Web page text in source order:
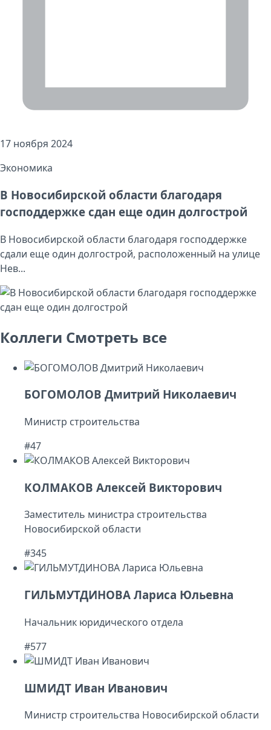
17 ноября 2024
Экономика
В Новосибирской области благодаря
господдержке сдан еще один долгострой
В Новосибирской области благодаря господдержке
сдали еще один долгострой, расположенный на улице
Нев...
Коллеги Смотреть все
БОГОМОЛОВ Дмитрий Николаевич
Министр строительства
#47
КОЛМАКОВ Алексей Викторович
Заместитель министра строительства
Новосибирской области
#345
ГИЛЬМУТДИНОВА Лариса Юльевна
Начальник юридического отдела
#577
ШМИДТ Иван Иванович
Министр строительства Новосибирской области